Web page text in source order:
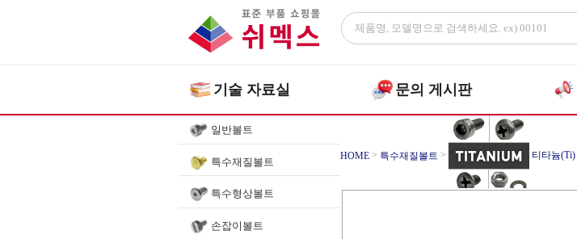
기술 자료실 문의 게시판
일반볼트
특수재질볼트
특수형상볼트
손잡이볼트
HOME > 특수재질볼트 > 티타늄(Ti)